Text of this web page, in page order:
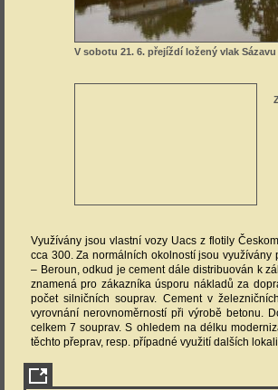
V sobotu 21. 6. přejíždí ložený vlak
Využívány jsou vlastní vozy Uacs z flotily
cca 300. Za normálních okolností jsou
– Beroun, odkud je cement dále distribuován k
znamená pro zákazníka úsporu nákladů za
počet silničních souprav. Cement v
vyrovnání nerovnoměrností při výrobě betonu.
celkem 7 souprav. S ohledem na délku
těchto přeprav, resp. případné využití dalších